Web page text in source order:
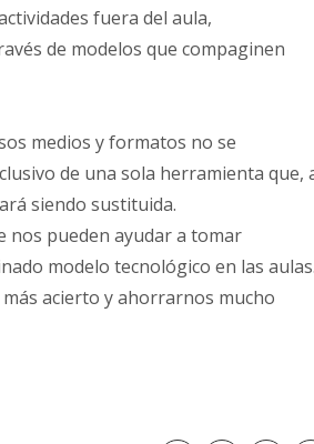
fuera del aula,
de modelos que compaginen
medios y formatos no se
de una sola herramienta que,
siendo sustituida.
nos pueden ayudar a tomar
modelo tecnológico en las aulas.
acierto y ahorrarnos mucho